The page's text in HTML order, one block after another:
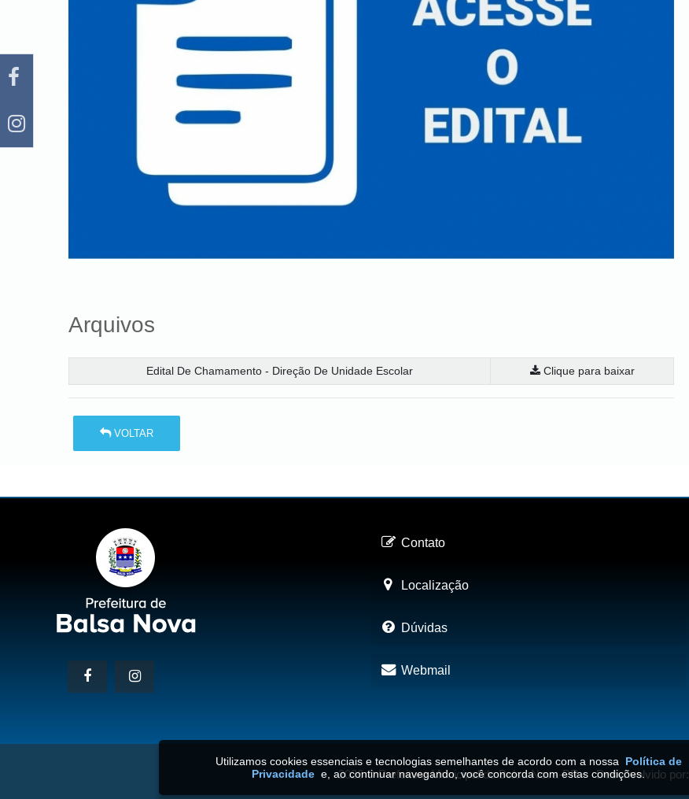
Arquivos
Edital De Chamamento - Direção De Unidade Escolar Clique para baixar
VOLTAR
Contato
Localização
Dúvidas
Webmail
2026 ©Prefeitura Municipal de Balsa Nova-PR • Desenvolvido por:
Utilizamos cookies essenciais e tecnologias semelhantes de acordo com a nossa Política de
Privacidade e, ao continuar navegando, você concorda com estas condições.